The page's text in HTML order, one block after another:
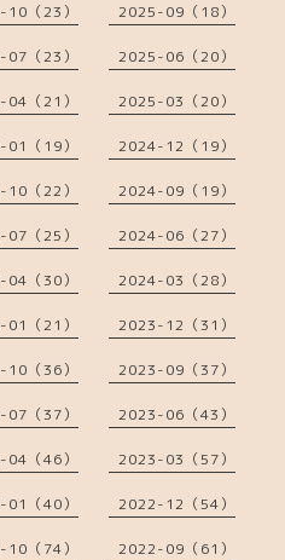
（23） 2025-09（18）
（23） 2025-06（20）
（21） 2025-03（20）
（19） 2024-12（19）
（22） 2024-09（19）
（25） 2024-06（27）
（30） 2024-03（28）
（21） 2023-12（31）
（36） 2023-09（37）
（37） 2023-06（43）
（46） 2023-03（57）
（40） 2022-12（54）
（74） 2022-09（61）